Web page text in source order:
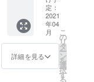
いただ
けま
す） ・
オリジ
ナルラ
バー
度のご
注文数
は３
セット
まで、1
日のご
定：
2021
年04
月
詳細を見る
こ
の
リ
タ
ー
ン
を
選
択
す
る